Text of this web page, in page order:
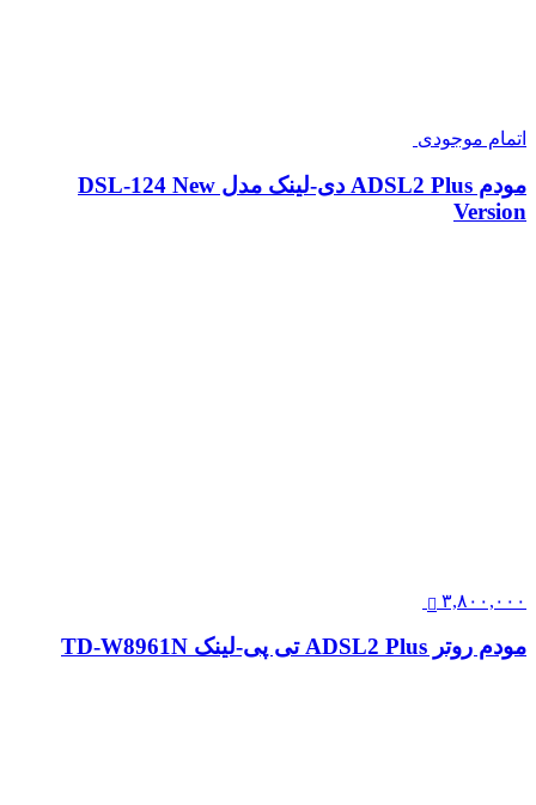
اتمام موجودی
مودم ADSL2 Plus دی-لینک مدل DSL-124 New
Version
۳,۸۰۰,۰۰۰
مودم روتر ADSL2 Plus تی پی-لینک TD-W8961N